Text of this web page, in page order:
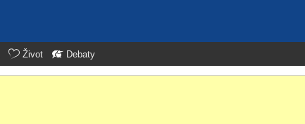
Život Debaty